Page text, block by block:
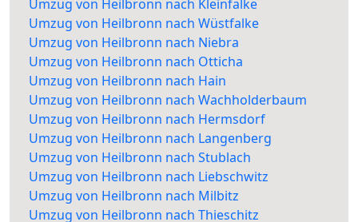
Umzug von Heilbronn nach Kleinfalke
Umzug von Heilbronn nach Wüstfalke
Umzug von Heilbronn nach Niebra
Umzug von Heilbronn nach Otticha
Umzug von Heilbronn nach Hain
Umzug von Heilbronn nach Wachholderbaum
Umzug von Heilbronn nach Hermsdorf
Umzug von Heilbronn nach Langenberg
Umzug von Heilbronn nach Stublach
Umzug von Heilbronn nach Liebschwitz
Umzug von Heilbronn nach Milbitz
Umzug von Heilbronn nach Thieschitz